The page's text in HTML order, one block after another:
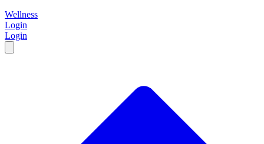
Wellness
Login
Login